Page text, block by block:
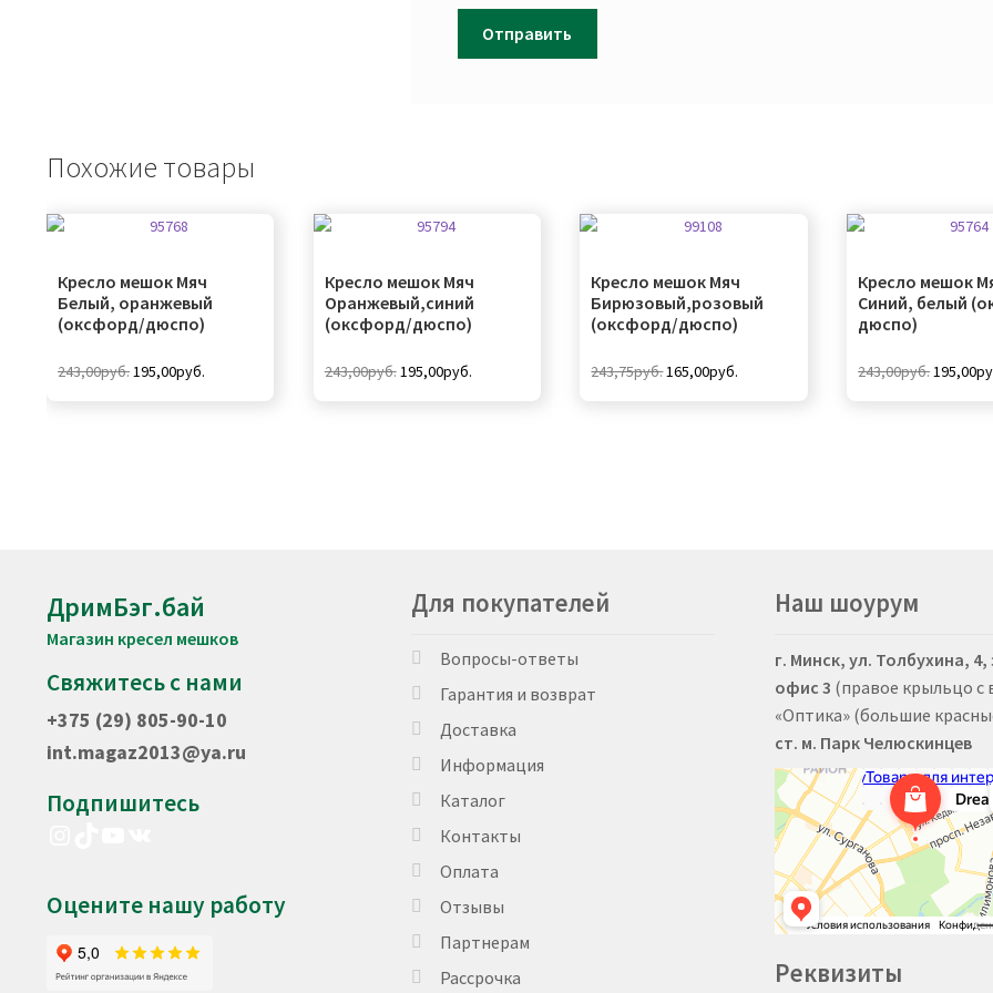
Похожие товары
Кресло мешок Мяч
Белый, оранжевый
(оксфорд/дюспо)
243,00руб. Первоначальная
195,00руб.
Кресло мешок Мяч
Оранжевый,синий
(оксфорд/дюспо)
243,00руб. Первоначальная
195,00руб.Текущая
Кресло мешок Мяч
Бирюзовый,розовый
(оксфорд/дюспо)
243,75руб.Первоначальная
165,00руб.
Кресло мешок
Синий, белый
дюспо)
243,00руб.195,00
ДримБэг.бай
Магазин кресел мешков
Свяжитесь с нами
+375 (29) 805-90-10
int.magaz2013@ya.ru
Подпишитесь
Оцените нашу работу
Для покупателей
Вопросы-ответы
Гарантия и возврат
Доставка
Информация
Каталог
Контакты
Оплата
Отзывы
Партнерам
Рассрочка
Наш шоурум
г. Минск, ул. Толбухина,
офис 3 (правое крыльцо с
«Оптика» (большие
ст. м. Парк Челюскинцев
Реквизиты